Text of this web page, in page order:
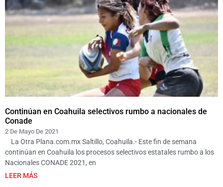
Continúan en Coahuila selectivos rumbo a nacionales de
Conade
2 De Mayo De 2021
La Otra Plana.com.mx Saltillo, Coahuila.- Este fin de semana
continúan en Coahuila los procesos selectivos estatales rumbo a los
Nacionales CONADE 2021, en
LEER MÁS